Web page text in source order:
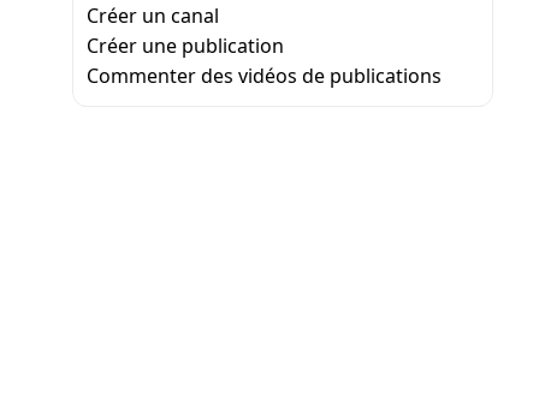
Créer un canal
Créer une publication
Commenter des vidéos de publications